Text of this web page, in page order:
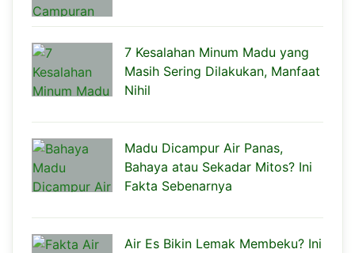
7 Kesalahan Minum Madu yang
Masih Sering Dilakukan, Manfaat
Nihil
Madu Dicampur Air Panas,
Bahaya atau Sekadar Mitos? Ini
Fakta Sebenarnya
Air Es Bikin Lemak Membeku? Ini